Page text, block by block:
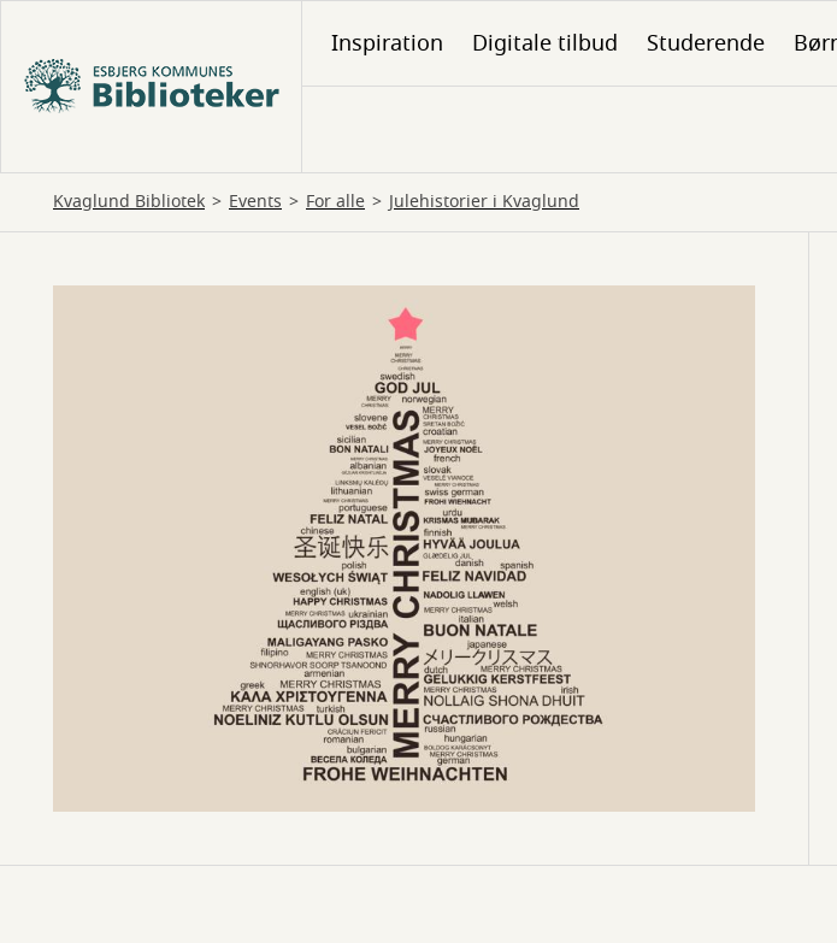
hovedindhold
Inspiration Digitale tilbud Studerende
Kvaglund Bibliotek Events For alle Julehistorier i Kvaglund